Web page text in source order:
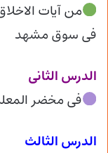
من آیات
فی سوق مشهد
الدرس الثانی
فی مخضر
الدرس الثالث